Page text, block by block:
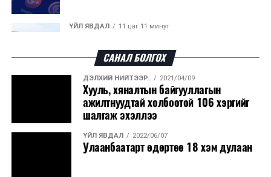
“Оюутолгой” ХХК-д ногдуулсан төлбөр төлөх асуудлыг
эцэслэн шийдвэрлэлээ
Франц Улстай хөгжүүлж буй харилцааг стратегийн
ҮЙЛ ЯВДАЛ 11 цаг 11 минут
талаас илүү хувь нь 13-аас...
ҮЙЛ ЯВДАЛ 11 цаг 15 минут
Засгийн газар энэ оныг дуустал санхүүгийн
хэмнэлтийн горимд шилжинэ
ХЭН ЮУ ХЭЛЭВ...
Шатахууны импортын гаалийн албан татварыг
САНАЛ БОЛГОХ
ДЭЛХИЙ НИЙТЭЭР.. 2021/04/09
Хууль, хяналтын байгууллагын
ажилтнуудтай холбоотой 106 хэргийг
шалгаж эхэллээ
ҮЙЛ ЯВДАЛ 2022/06/07
Улаанбаатарт өдөртөө 18 хэм дулаан